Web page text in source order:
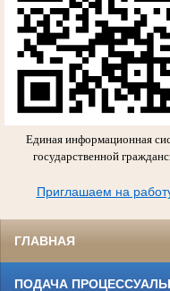
Единая информационная
государственной
Приглашаем на
ГЛАВНАЯ
ПОДАЧА